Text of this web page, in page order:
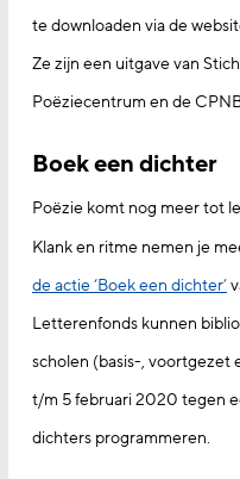
te downloaden via de
Ze zijn een uitgave van
Poëziecentrum en de
Boek een dichter
Poëzie komt nog meer tot
Klank en ritme nemen je
de actie ‘Boek een dichter’
Letterenfonds kunnen
scholen (basis-, voortgezet
t/m 5 februari 2020 tegen
dichters programmeren.